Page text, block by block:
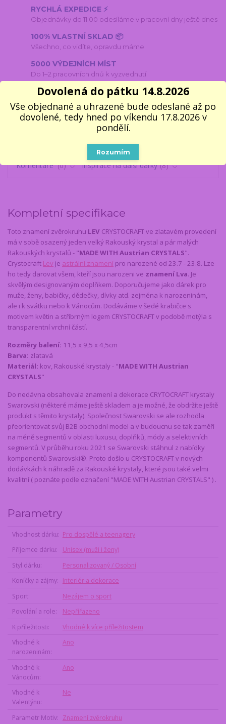
RYCHLÁ EXPEDICE ⚡
Objednávky do 11:00 odesíláme v pracovní dny ještě dnes
100% VLASTNÍ SKLAD 📦
Všechno, co vidíte, opravdu máme
5000 VÝDEJNÍCH MÍST
Do 1–2 pracovních dnů k vyzvednutí
🎁 14 LET NA TRHU
V dárcích se fakt vyznáme
Parametry
Komentáře 0 Inspirace na další dárky 8
Kompletní specifikace
Toto znamení zvěrokruhu LEV CRYSTOCRAFT ve zlatavém provedení
má v sobě osazený jeden velký Rakouský krystal a pár malých
Rakouských krystalů - "MADE WITH Austrian CRYSTALS".
Crystocraft Lev je astrální znamení pro narozené od 23.7 - 23.8. Lze
ho tedy darovat všem, kteří jsou narozeni ve znamení Lva. Je
skvělým designovaným doplňkem. Doporučujeme jako dárek pro
muže, ženy, babičky, dědečky, dívky atd. zejména k narozeninám,
ale i k svátku nebo k Vánocům. Dodáváme v šedé krabičce s
motivem květin a stříbrným logem CRYSTOCRAFT v podobě motýla s
transparentní vrchní částí.
Rozměry balení: 11,5 x 9,5 x 4,5cm
Barva: zlatavá
Materiál: kov, Rakouské krystaly - "MADE WITH Austrian
CRYSTALS"
Do nedávna obsahovala znamení a dekorace CRYTOCRAFT krystaly
Swarovski (některé máme ještě skladem a je možné, že obdržíte ještě
produkt s těmito krystaly). Společnost Swarovski se ale rozhodla
přeorientovat svůj B2B obchodní model a v budoucnu se tak zaměří
na méně segmentů v oblasti luxusu, doplňků, módy a selektivních
segmentů. V průběhu roku 2021 se Swarovski stáhnul z nabídky
komponentů Swarovski®. Proto došlo u CRYSTOCRAFT v nových
dodávkách k náhradě za Rakouské krystaly, které jsou také velmi
kvalitní ( poznáte podle označení "MADE WITH Austrian CRYSTALS" ) .
Parametry
Vhodnost dárku
Pro dospělé a teenagery
Příjemce dárku
Unisex (muži i ženy)
Styl dárku
Personalizovaný / Osobní
Koníčky a zájmy
Interiér a dekorace
Sport
Nezájem o sport
Povolání a role
Nepřířazeno
K příležitosti
Vhodné k více příležitostem
Vhodné k
narozeninám
Ano
Vhodné k
Vánocům
Ano
Vhodné k
Valentýnu
Ne
Parametr Motiv
Znamení zvěrokruhu
Dovolená do pátku 14.8.2026
Vše objednané a uhrazené bude odeslané až po
dovolené, tedy hned po víkendu 17.8.2026 v
pondělí.
Rozumím